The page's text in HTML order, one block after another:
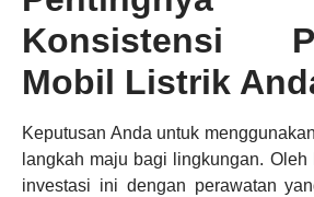
Konsistensi
Mobil Listrik
Keputusan Anda untuk
langkah maju bagi lingkungan. Oleh
investasi ini dengan perawatan